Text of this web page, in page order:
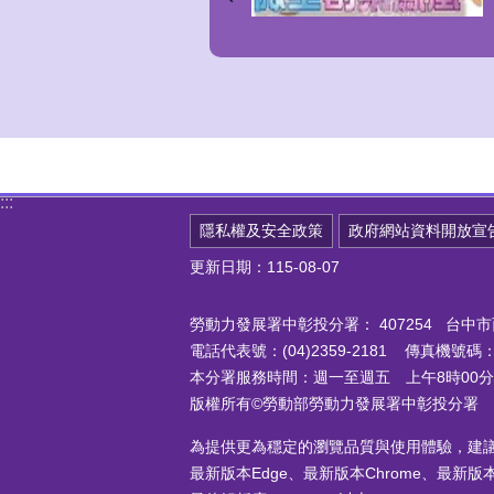
:::
隱私權及安全政策 政府網站資料開放宣
更新日期：115-08-07
勞動力發展署中彰投分署： 407254 台中
電話代表號：(04)2359-2181 傳真機號碼
本分署服務時間：週一至週五 上午8時00
版權所有©勞動部勞動力發展署中彰投分署
為提供更為穩定的瀏覽品質與使用體驗，建
最新版本Edge、最新版本Chrome、最新版